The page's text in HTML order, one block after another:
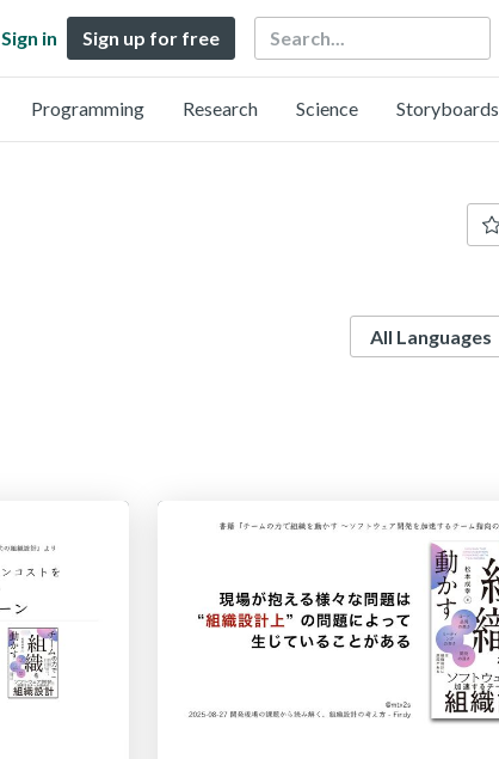
Sign in Sign up for free Search
Programming Research Science Storyboards